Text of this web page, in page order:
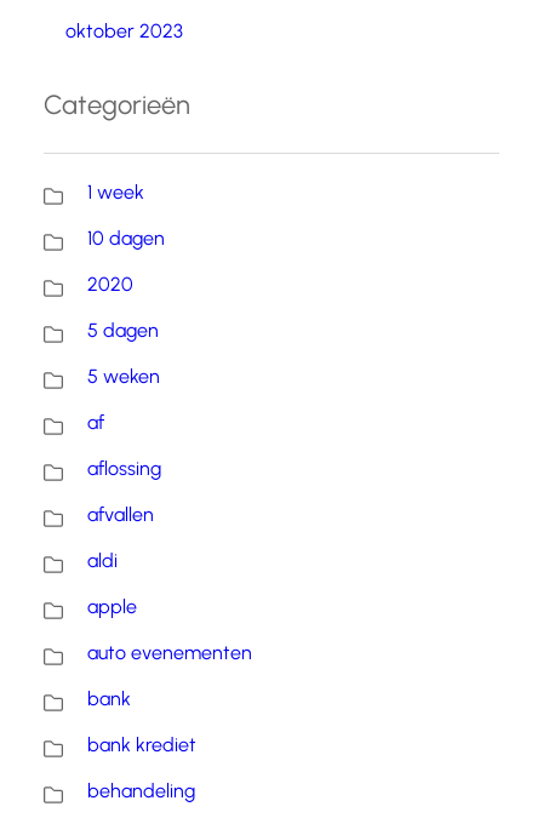
oktober 2023
Categorieën
1 week
10 dagen
2020
5 dagen
5 weken
af
aflossing
afvallen
aldi
apple
auto evenementen
bank
bank krediet
behandeling